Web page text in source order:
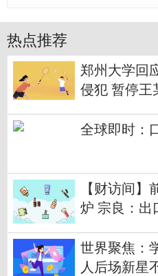
热点推荐
郑州大学回
侵犯 暂停王
全球即时：
【财访间】
炉 宗良：出
世界聚焦：
人后场新星